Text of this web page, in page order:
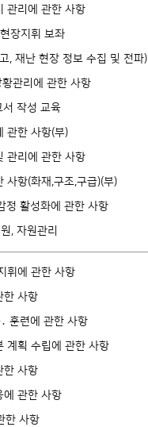
관리에 관한 사항
장지휘 보좌
, 재난 현장 정보 수집 및 전파)
관리에 관한 사항
서 작성 교육
관한 사항(부)
관리에 관한 사항
항(화재,구조,구급)(부)
정 활성화에 관한 사항
, 자원관리
휘에 관한 사항
한 사항
훈련에 관한 사항
계획 수립에 관한 사항
한 사항
관한 사항
한 사항